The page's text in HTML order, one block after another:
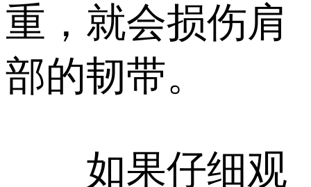
重，就会损伤肩
部的韧带。
如果仔细观